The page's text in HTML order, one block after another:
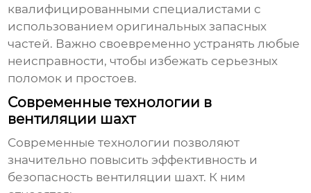
квалифицированными специалистами с
использованием оригинальных запасных
частей. Важно своевременно устранять любые
неисправности, чтобы избежать серьезных
поломок и простоев.
Современные технологии в
вентиляции шахт
Современные технологии позволяют
значительно повысить эффективность и
безопасность вентиляции шахт. К ним